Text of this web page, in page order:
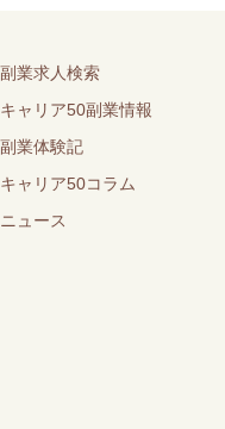
副業求人検索
キャリア50副業情報
副業体験記
キャリア50コラム
ニュース